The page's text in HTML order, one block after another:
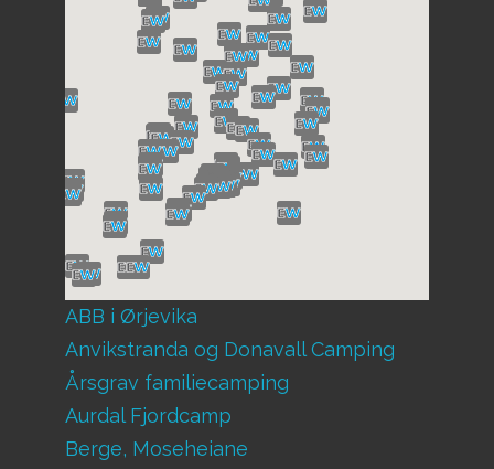
ABB i Ørjevika
Anvikstranda og Donavall Camping
Årsgrav familiecamping
Aurdal Fjordcamp
Berge, Moseheiane